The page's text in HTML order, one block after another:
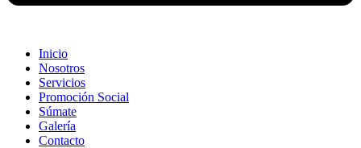
Inicio
Nosotros
Servicios
Promoción Social
Súmate
Galería
Contacto